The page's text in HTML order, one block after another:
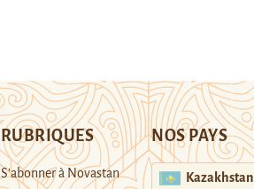
RUBRIQUES
S’abonner à Novastan
NOS PAYS
Kazakhstan